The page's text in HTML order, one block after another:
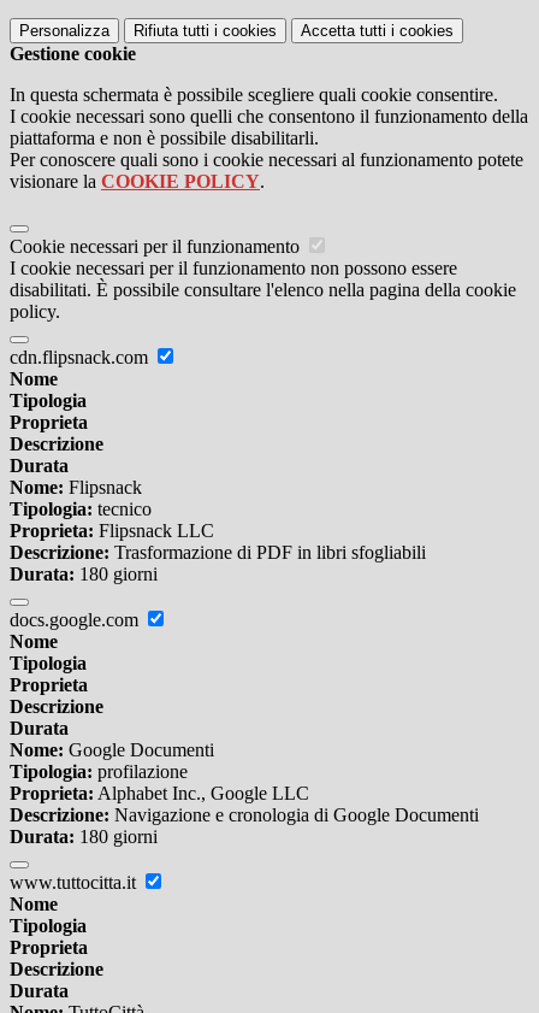
Personalizza Rifiuta tutti i cookies Accetta tutti i cookies
Gestione cookie
In questa schermata è possibile scegliere quali cookie consentire.
I cookie necessari sono quelli che consentono il funzionamento della
piattaforma e non è possibile disabilitarli.
Per conoscere quali sono i cookie necessari al funzionamento potete
visionare la COOKIE POLICY.
Cookie necessari per il funzionamento
I cookie necessari per il funzionamento non possono essere
disabilitati. È possibile consultare l'elenco nella pagina della cookie
policy.
cdn.flipsnack.com
Nome
Tipologia
Proprieta
Descrizione
Durata
Nome: Flipsnack
Tipologia: tecnico
Proprieta: Flipsnack LLC
Descrizione: Trasformazione di PDF in libri sfogliabili
Durata: 180 giorni
docs.google.com
Nome
Tipologia
Proprieta
Descrizione
Durata
Nome: Google Documenti
Tipologia: profilazione
Proprieta: Alphabet Inc., Google LLC
Descrizione: Navigazione e cronologia di Google Documenti
Durata: 180 giorni
www.tuttocitta.it
Nome
Tipologia
Proprieta
Descrizione
Durata